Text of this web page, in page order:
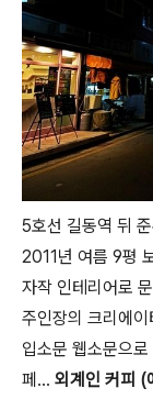
5호선 길동역 뒤
2011년 여름 9평
자작 인테리어로
주인장의 크리에
입소문 웹소문으
페... 외계인 커피 (